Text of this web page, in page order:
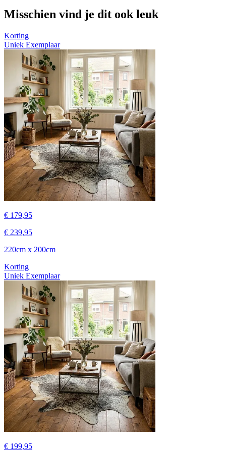
Misschien vind je dit ook leuk
Korting
Uniek Exemplaar
€ 179,95
€ 239,95
220cm x 200cm
Korting
Uniek Exemplaar
€ 199,95